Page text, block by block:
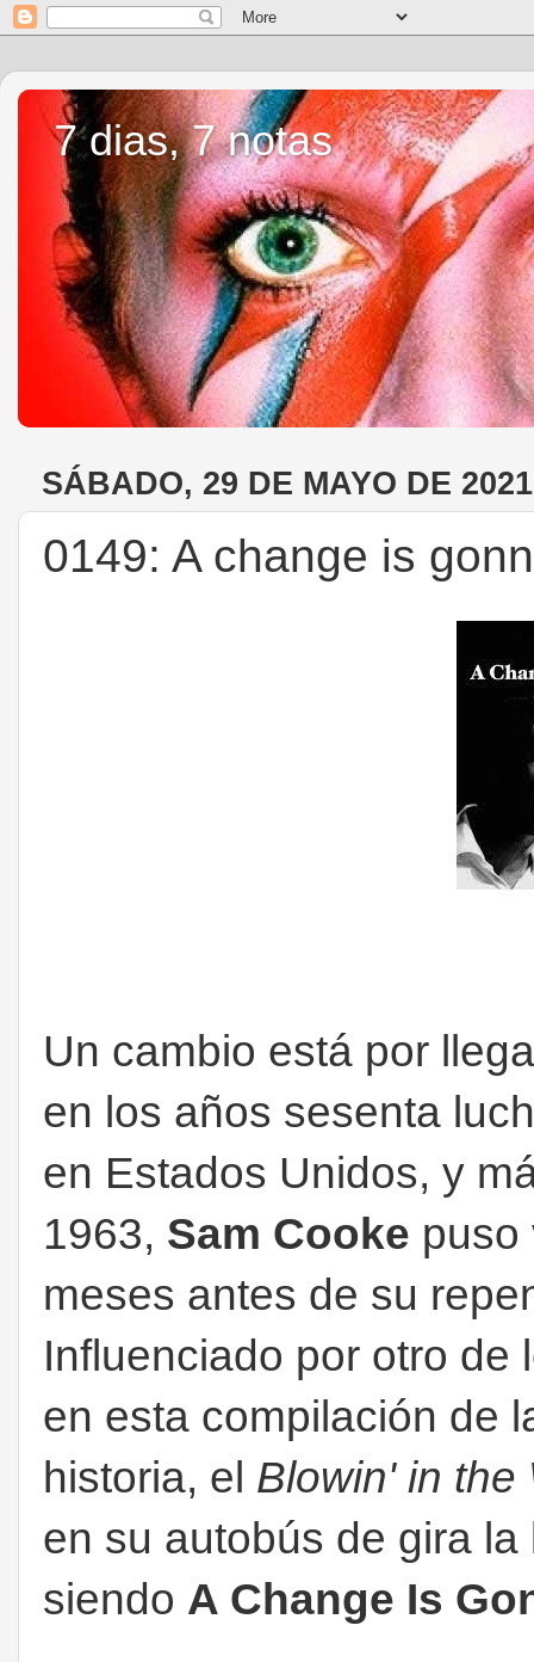
7 dias, 7 notas
SÁBADO, 29 DE MAYO DE 2021
0149: A change is
Un cambio está por
en los años sesenta
en Estados Unidos, y
1963, Sam Cooke puso
meses antes de su
Influenciado por otro de
en esta compilación de
historia, el Blowin' in the
en su autobús de gira
siendo A Change Is